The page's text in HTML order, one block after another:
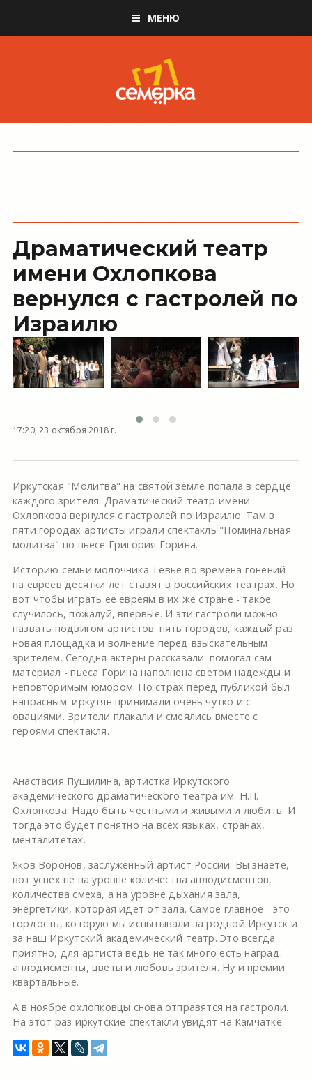
МЕНЮ
Драматический театр
имени Охлопкова
вернулся с гастролей по
Израилю
17:20, 23 октября 2018 г.
Иркутская "Молитва" на святой земле попала в сердце
каждого зрителя. Драматический театр имени
Охлопкова вернулся с гастролей по Израилю. Там в
пяти городах артисты играли спектакль "Поминальная
молитва" по пьесе Григория Горина.
Историю семьи молочника Тевье во времена гонений
на евреев десятки лет ставят в российских театрах. Но
вот чтобы играть ее евреям в их же стране - такое
случилось, пожалуй, впервые. И эти гастроли можно
назвать подвигом артистов: пять городов, каждый раз
новая площадка и волнение перед взыскательным
зрителем. Сегодня актеры рассказали: помогал сам
материал - пьеса Горина наполнена светом надежды и
неповторимым юмором. Но страх перед публикой был
напрасным: иркутян принимали очень чутко и с
овациями. Зрители плакали и смеялись вместе с
героями спектакля.
Анастасия Пушилина, артистка Иркутского
академического драматического театра им. Н.П.
Охлопкова: Надо быть честными и живыми и любить. И
тогда это будет понятно на всех языках, странах,
менталитетах.
Яков Воронов, заслуженный артист России: Вы знаете,
вот успех не на уровне количества аплодисментов,
количества смеха, а на уровне дыхания зала,
энергетики, которая идет от зала. Самое главное - это
гордость, которую мы испытывали за родной Иркутск и
за наш Иркутский академический театр. Это всегда
приятно, для артиста ведь не так много есть наград:
аплодисменты, цветы и любовь зрителя. Ну и премии
квартальные.
А в ноябре охлопковцы снова отправятся на гастроли.
На этот раз иркутские спектакли увидят на Камчатке.